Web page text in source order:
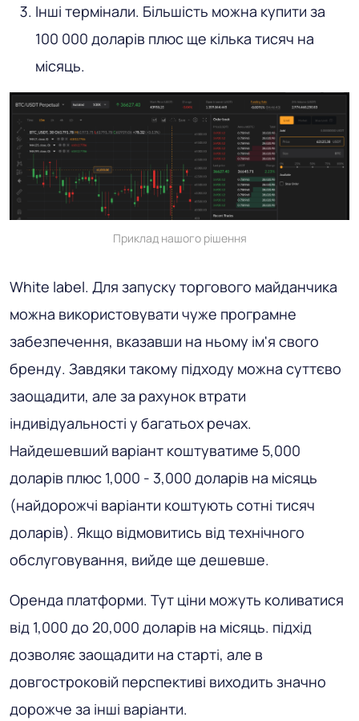
Інші термінали. Більшість можна купити за
100 000 доларів плюс ще кілька тисяч на
місяць.
Приклад нашого рішення
White label. Для запуску торгового майданчика
можна використовувати чуже програмне
забезпечення, вказавши на ньому ім'я свого
бренду. Завдяки такому підходу можна суттєво
заощадити, але за рахунок втрати
індивідуальності у багатьох речах.
Найдешевший варіант коштуватиме 5,000
доларів плюс 1,000 - 3,000 доларів на місяць
(найдорожчі варіанти коштують сотні тисяч
доларів). Якщо відмовитись від технічного
обслуговування, вийде ще дешевше.
Оренда платформи. Тут ціни можуть коливатися
від 1,000 до 20,000 доларів на місяць. підхід
дозволяє заощадити на старті, але в
довгостроковій перспективі виходить значно
дорожче за інші варіанти.